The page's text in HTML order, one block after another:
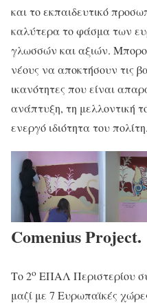
και το εκπαιδευτικό
καλύτερα το φάσμα των
γλωσσών και αξιών.
νέους να αποκτήσουν τις
ικανότητες που είναι
ανάπτυξη, τη μελλοντική
ενεργό ιδιότητα του πολίτη.
Comenius Project.
Το 2ο ΕΠΑΛ Περιστερίου
μαζί με 7 Ευρωπαϊκές